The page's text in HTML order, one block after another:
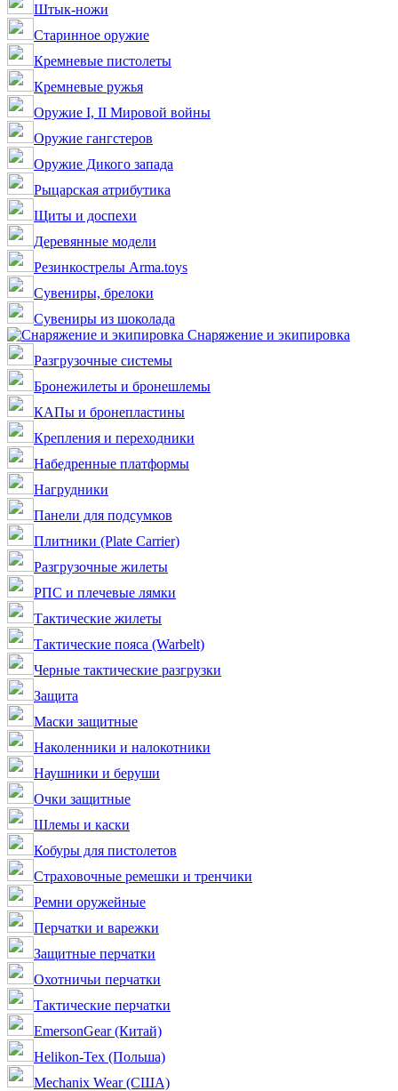
Штык-ножи
Старинное оружие
Кремневые пистолеты
Кремневые ружья
Оружие I, II Мировой войны
Оружие гангстеров
Оружие Дикого запада
Рыцарская атрибутика
Щиты и доспехи
Деревянные модели
Резинкострелы Arma.toys
Сувениры, брелоки
Сувениры из шоколада
Снаряжение и экипировка
Разгрузочные системы
Бронежилеты и бронешлемы
КАПы и бронепластины
Крепления и переходники
Набедренные платформы
Нагрудники
Панели для подсумков
Плитники (Plate Carrier)
Разгрузочные жилеты
РПС и плечевые лямки
Тактические жилеты
Тактические пояса (Warbelt)
Черные тактические разгрузки
Защита
Маски защитные
Наколенники и налокотники
Наушники и беруши
Очки защитные
Шлемы и каски
Кобуры для пистолетов
Страховочные ремешки и тренчики
Ремни оружейные
Перчатки и варежки
Защитные перчатки
Охотничьи перчатки
Тактические перчатки
EmersonGear (Китай)
Helikon-Tex (Польша)
Mechanix Wear (США)